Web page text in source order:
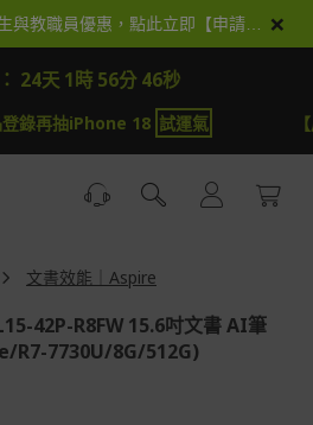
×
24天 1時 56分 46秒
登錄再抽iPhone 18 試運氣
文書效能｜Aspire
42P-R8FW 15.6吋文書 AI筆
R7-7730U/8G/512G)